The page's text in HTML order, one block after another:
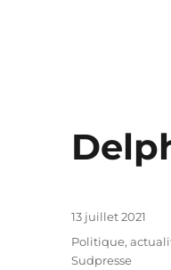
Publié
le
13 juillet 2021
Catégories
Politique,
Sudpresse